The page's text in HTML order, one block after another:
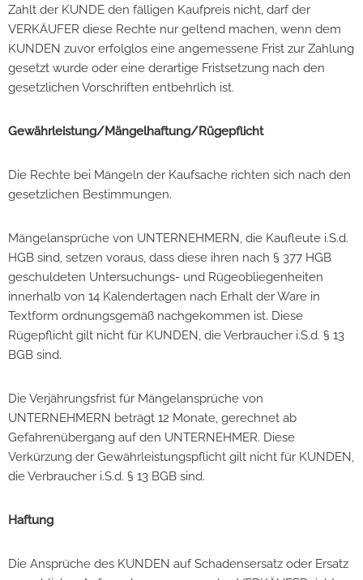
Zahlt der KUNDE den fälligen Kaufpreis nicht, darf der
VERKÄUFER diese Rechte nur geltend machen, wenn dem
KUNDEN zuvor erfolglos eine angemessene Frist zur Zahlung
gesetzt wurde oder eine derartige Fristsetzung nach den
gesetzlichen Vorschriften entbehrlich ist.
Gewährleistung/Mängelhaftung/Rügepflicht
Die Rechte bei Mängeln der Kaufsache richten sich nach den
gesetzlichen Bestimmungen.
Mängelansprüche von UNTERNEHMERN, die Kaufleute i.S.d.
HGB sind, setzen voraus, dass diese ihren nach § 377 HGB
geschuldeten Untersuchungs- und Rügeobliegenheiten
innerhalb von 14 Kalendertagen nach Erhalt der Ware in
Textform ordnungsgemäß nachgekommen ist. Diese
Rügepflicht gilt nicht für KUNDEN, die Verbraucher i.S.d. § 13
BGB sind.
Die Verjährungsfrist für Mängelansprüche von
UNTERNEHMERN beträgt 12 Monate, gerechnet ab
Gefahrenübergang auf den UNTERNEHMER. Diese
Verkürzung der Gewährleistungspflicht gilt nicht für KUNDEN,
die Verbraucher i.S.d. § 13 BGB sind.
Haftung
Die Ansprüche des KUNDEN auf Schadensersatz oder Ersatz